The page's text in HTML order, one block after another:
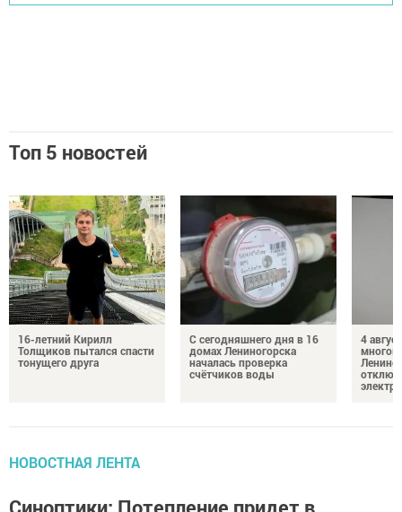
Топ 5 новостей
16-летний Кирилл
Толщиков пытался спасти
тонущего друга
С сегодняшнего дня в 16
домах Лениногорска
началась проверка
счётчиков воды
4
НОВОСТНАЯ ЛЕНТА